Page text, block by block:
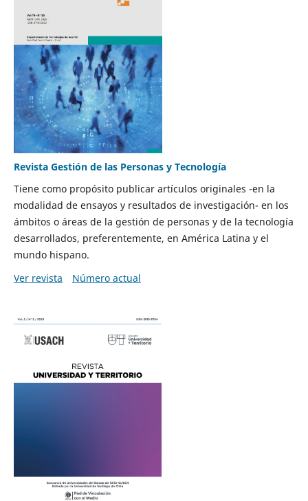
Revista Gestión de las Personas y Tecnología
Tiene como propósito publicar artículos originales -en la
modalidad de ensayos y resultados de investigación- en los
ámbitos o áreas de la gestión de personas y de la tecnología
desarrollados, preferentemente, en América Latina y el
mundo hispano.
Ver revista
Número actual